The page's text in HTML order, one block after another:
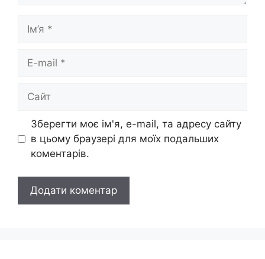
Ім’я
Сайт
Зберегти моє ім'я, e-mail, та адресу сайту
в цьому браузері для моїх подальших
коментарів.